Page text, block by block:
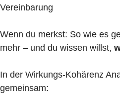
Vereinbarung
Wenn du merkst: So wie es
mehr – und du wissen willst,
In der Wirkungs-Kohärenz
gemeinsam: